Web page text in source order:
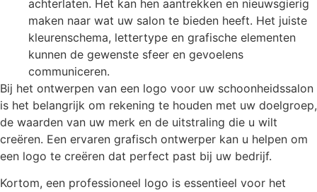
achterlaten. Het kan hen aantrekken en nieuwsgierig
maken naar wat uw salon te bieden heeft. Het juiste
kleurenschema, lettertype en grafische elementen
kunnen de gewenste sfeer en gevoelens
communiceren.
Bij het ontwerpen van een logo voor uw schoonheidssalon
is het belangrijk om rekening te houden met uw doelgroep,
de waarden van uw merk en de uitstraling die u wilt
creëren. Een ervaren grafisch ontwerper kan u helpen om
een logo te creëren dat perfect past bij uw bedrijf.
Kortom, een professioneel logo is essentieel voor het